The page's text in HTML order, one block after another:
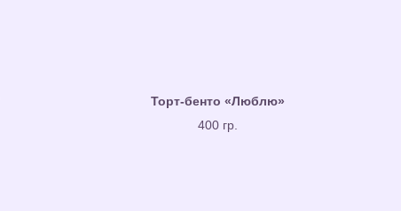
Торт-бенто «Люблю»
400 гр.